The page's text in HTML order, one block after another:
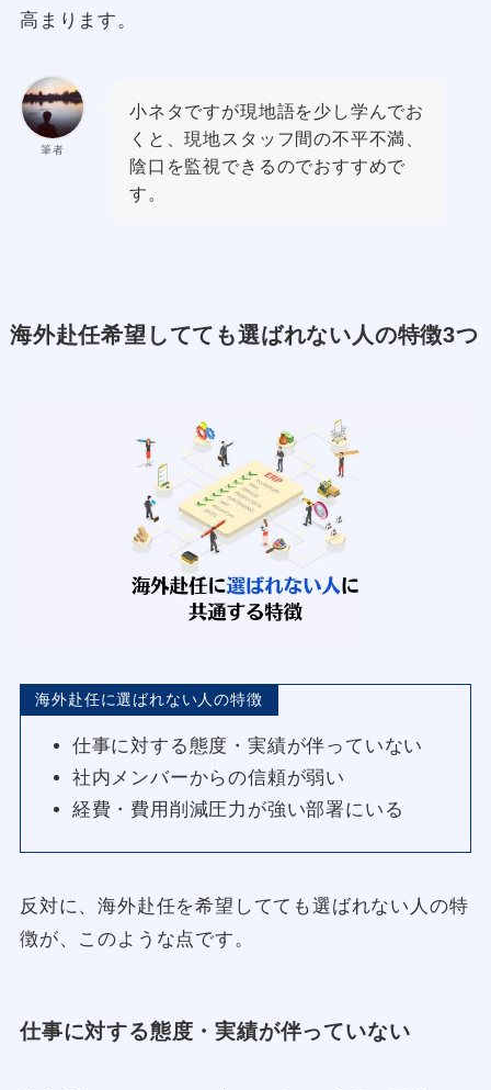
高まります。
筆者
小ネタですが現地語を少し学んでお
くと、現地スタッフ間の不平不満、
陰口を監視できるのでおすすめで
す。
海外赴任希望してても選ばれない人の特徴3つ
海外赴任に選ばれない人の特徴
仕事に対する態度・実績が伴っていない
社内メンバーからの信頼が弱い
経費・費用削減圧力が強い部署にいる
反対に、海外赴任を希望してても選ばれない人の特
徴が、このような点です。
仕事に対する態度・実績が伴っていない